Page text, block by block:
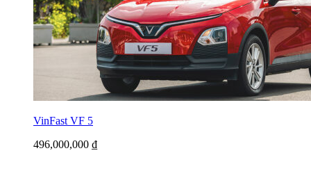
VinFast VF 5
496,000,000 ₫